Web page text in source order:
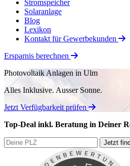
Stromspeicher
Solaranlage
Blog
Lexikon
Kontakt für Gewerbekunden
Ersparnis berechnen
Photovoltaik Anlagen in Ulm
Alles Inklusive. Ausser Sonne.
Jetzt Verfügbarkeit prüfen
Top-Deal inkl. Beratung in Deiner